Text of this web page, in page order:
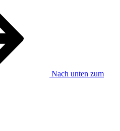
Nach unten zum